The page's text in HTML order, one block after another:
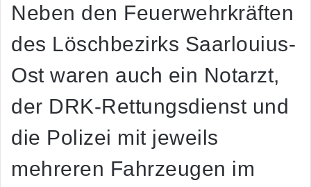
Neben den Feuerwehrkräften
des Löschbezirks Saarlouius-
Ost waren auch ein Notarzt,
der DRK-Rettungsdienst und
die Polizei mit jeweils
mehreren Fahrzeugen im